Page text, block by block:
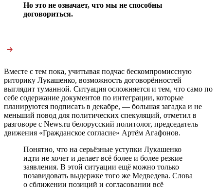
Но это не означает, что мы не способны
договориться.
Вместе с тем пока, учитывая подчас бескомпромиссную
риторику Лукашенко, возможность договорённостей
выглядит туманной. Ситуация осложняется и тем, что само по
себе содержание документов по интеграции, которые
планируются подписать в декабре, — большая загадка и не
меньший повод для политических спекуляций, отметил в
разговоре с News.ru белорусский политолог, председатель
движения «Гражданское согласие» Артём Агафонов.
Понятно, что на серьёзные уступки Лукашенко
идти не хочет и делает всё более и более резкие
заявления. В этой ситуации ещё можно только
позавидовать выдержке того же Медведева. Слова
о сближении позиций и согласовании всё